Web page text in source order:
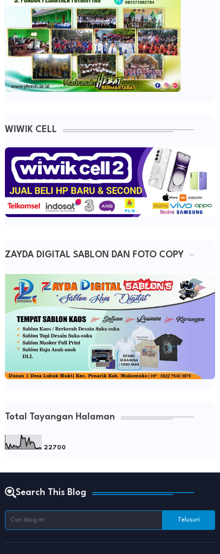
WIWIK CELL
ZAYDA DIGITAL SABLON DAN FOTO COPY
Total Tayangan Halaman
22700
Search This Blog